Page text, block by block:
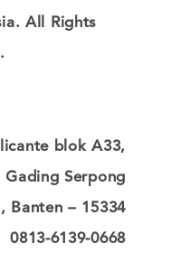
All Rights
blok A33,
Gading Serpong
Banten – 15334
0813-6139-0668